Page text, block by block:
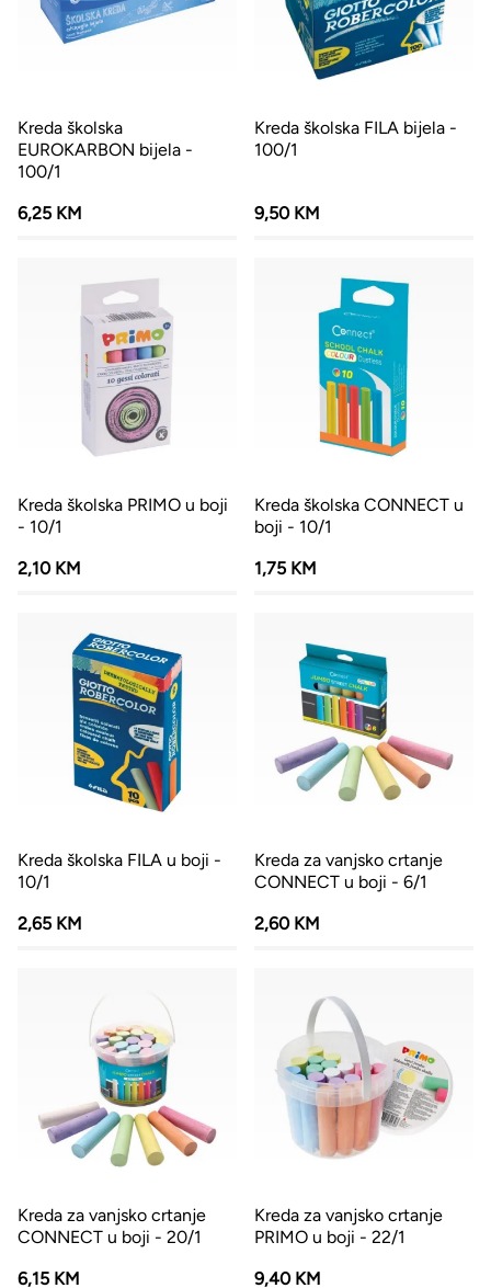
Kreda školska
EUROKARBON bijela -
100/1
6,25 KM
Kreda školska FILA bijela -
100/1
9,50 KM
Kreda školska PRIMO u boji
- 10/1
2,10 KM
Kreda školska CONNECT u
boji - 10/1
1,75 KM
Kreda školska FILA u boji -
10/1
2,65 KM
Kreda za vanjsko crtanje
CONNECT u boji - 6/1
2,60 KM
Kreda za vanjsko crtanje
CONNECT u boji - 20/1
6,15 KM
Kreda za vanjsko crtanje
PRIMO u boji - 22/1
9,40 KM